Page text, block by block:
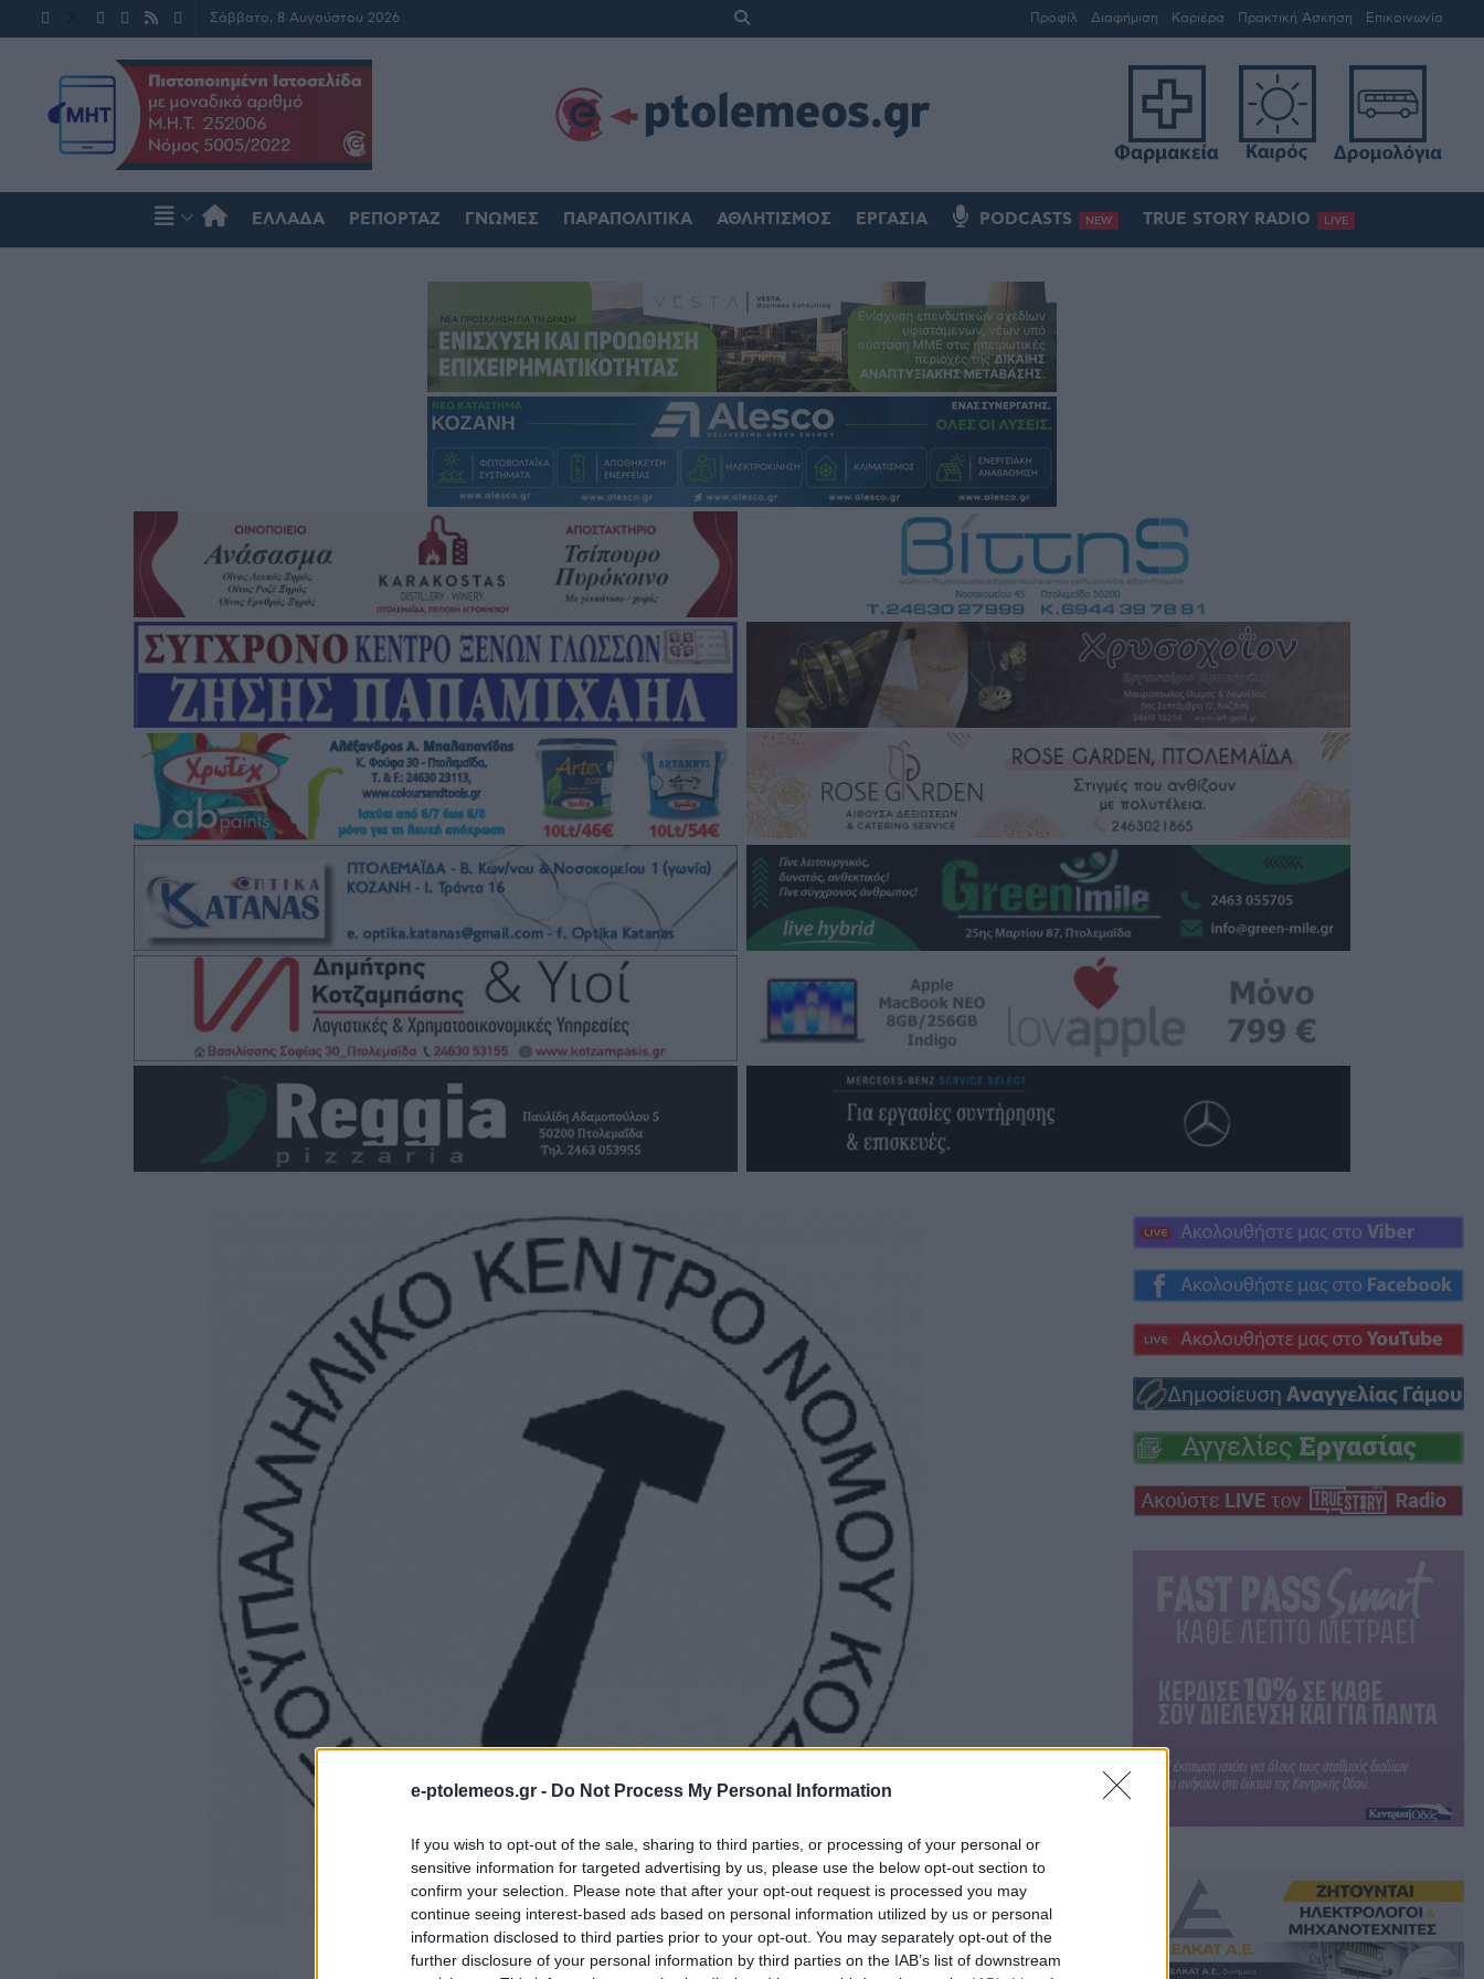
e-ptolemeos.gr - Do Not Process My Personal Information
If you wish to opt-out of the sale, sharing to third parties, or processing of your personal or
sensitive information for targeted advertising by us, please use the below opt-out section to
confirm your selection. Please note that after your opt-out request is processed you may
continue seeing interest-based ads based on personal information utilized by us or personal
information disclosed to third parties prior to your opt-out. You may separately opt-out of the
further disclosure of your personal information by third parties on the IAB’s list of downstream
Σάββατο, 8 Αυγούστου 2026 Προφίλ Διαφήμιση Καριέρα Πρακτική Άσκηση Επικοινωνία
ΕΛΛΆΔΑ ΡΕΠΟΡΤΆΖ ΓΝΏΜΕΣ ΠΑΡΑΠΟΛΙΤΙΚΆ ΑΘΛΗΤΙΣΜΌΣ ΕΡΓΑΣΊΑ PODCASTS NEW TRUE STORY RADIO LIVE